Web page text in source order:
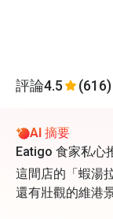
評論4.5 (616)
AI 摘要
Eatigo 食家私心
這間店的「蝦湯
還有壯觀的維港